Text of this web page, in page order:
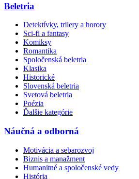
Beletria
Detektívky, trilery a horory
Sci-fi a fantasy
Komiksy
Romantika
Spoločenská beletria
Klasika
Historické
Slovenská beletria
Svetová beletria
Poézia
Ďalšie kategórie
Náučná a odborná
Motivácia a sebarozvoj
Biznis a manažment
Humanitné a spoločenské vedy
História